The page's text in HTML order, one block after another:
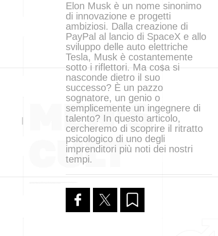
Elon Musk è un nome sinonimo
di innovazione e progetti
ambiziosi. Dalla creazione di
PayPal al lancio di SpaceX e allo
sviluppo delle auto elettriche
Tesla, Musk è costantemente
sotto i riflettori. Ma cosa si
nasconde dietro il suo
successo? È un pazzo
sognatore, un genio o
semplicemente un ingegnere di
talento? In questo articolo,
cercheremo di scoprire il ritratto
psicologico di uno degli
imprenditori più noti dei nostri
tempi.